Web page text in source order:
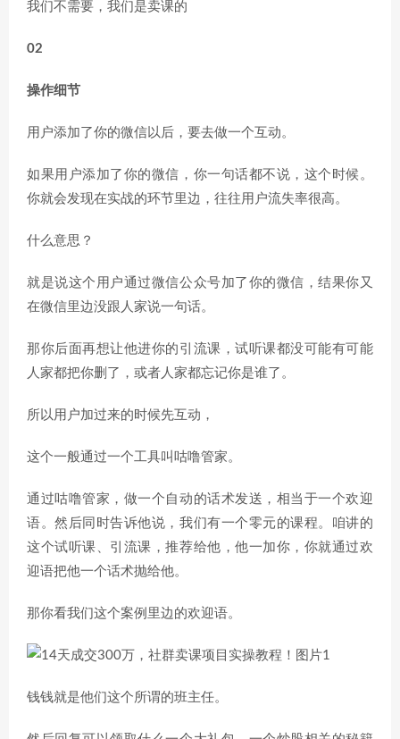
我们不需要，我们是卖课的
02
操作细节
用户添加了你的微信以后，要去做一个互动。
如果用户添加了你的微信，你一句话都不说，这个时候。
你就会发现在实战的环节里边，往往用户流失率很高。
什么意思？
就是说这个用户通过微信公众号加了你的微信，结果你又
在微信里边没跟人家说一句话。
那你后面再想让他进你的引流课，试听课都没可能有可能
人家都把你删了，或者人家都忘记你是谁了。
所以用户加过来的时候先互动，
这个一般通过一个工具叫咕噜管家。
通过咕噜管家，做一个自动的话术发送，相当于一个欢迎
语。然后同时告诉他说，我们有一个零元的课程。咱讲的
这个试听课、引流课，推荐给他，他一加你，你就通过欢
迎语把他一个话术抛给他。
那你看我们这个案例里边的欢迎语。
钱钱就是他们这个所谓的班主任。